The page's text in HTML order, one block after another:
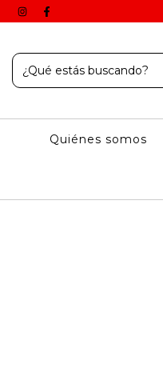
una vez finalizado el
Quiénes somos